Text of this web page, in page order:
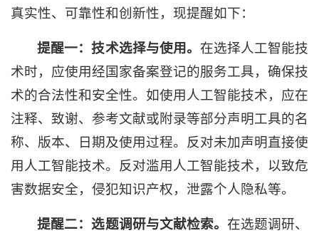
真实性、可靠性和创新性，现提醒如下：
提醒一：技术选择与使用。 在选择人工智能技
术时，应使用经国家备案登记的服务工具，确保技
术的合法性和安全性。如使用人工智能技术，应在
注释、致谢、参考文献或附录等部分声明工具的名
称、版本、日期及使用过程。反对未加声明直接使
用人工智能技术。反对滥用人工智能技术，以致危
害数据安全，侵犯知识产权，泄露个人隐私等。
提醒二： 选题调研与文献检索。 在选题调研、